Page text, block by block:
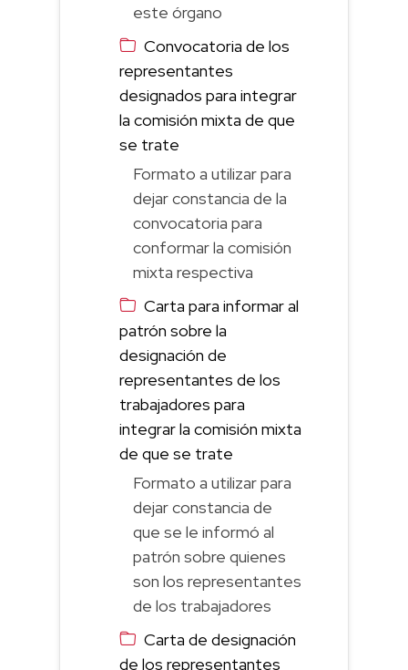
este órgano
Convocatoria de los
representantes
designados para integrar
la comisión mixta de que
se trate
Formato a utilizar para
dejar constancia de la
convocatoria para
conformar la comisión
mixta respectiva
Carta para informar al
patrón sobre la
designación de
representantes de los
trabajadores para
integrar la comisión mixta
de que se trate
Formato a utilizar para
dejar constancia de
que se le informó al
patrón sobre quienes
son los representantes
de los trabajadores
Carta de designación
de los representantes